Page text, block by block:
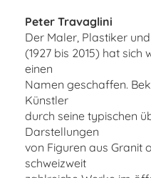
Peter Travaglini
Der Maler, Plastiker
(1927 bis 2015) hat sich
einen
Namen geschaffen.
Künstler
durch seine typischen
Darstellungen
von Figuren aus Granit
schweizweit